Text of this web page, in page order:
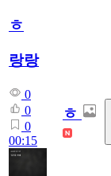
ㅎ
랑랑
0
0
0
00:15
ㅎ